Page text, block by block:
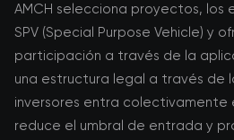
AMCH selecciona proyectos, los
SPV (Special Purpose Vehicle) y
participación a través de la
una estructura legal a través de
inversores entra colectivamente
reduce el umbral de entrada y